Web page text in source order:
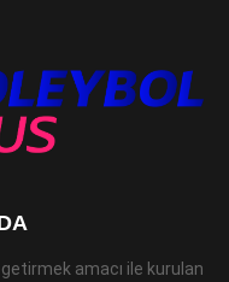
getirmek amacı ile kurulan